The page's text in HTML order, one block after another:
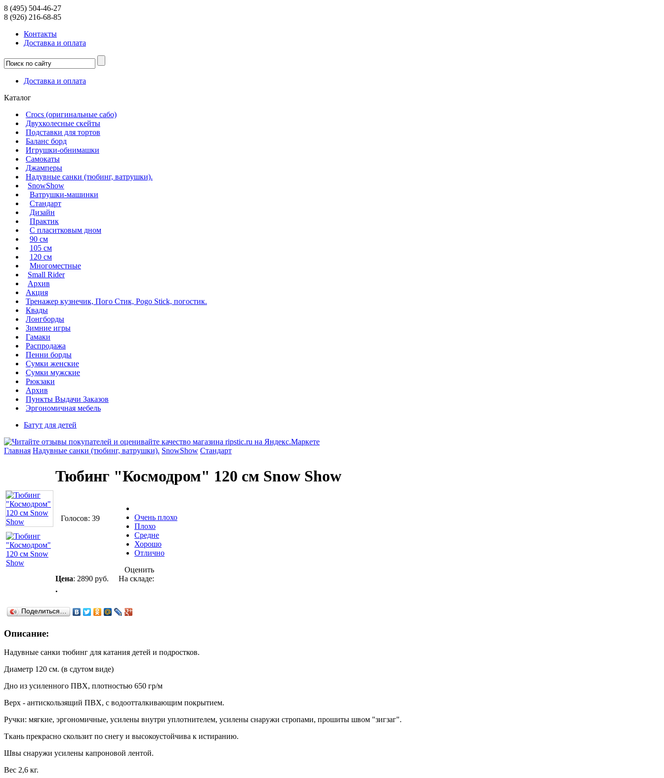
8 (495) 504-46-27
8 (926) 216-68-85
Контакты
Доcтавка и оплата
Доcтавка и оплата
Каталог
Crocs (оригинальные сабо)
Двухколесные скейты
Подставки для тортов
Баланс борд
Игрушки-обнимашки
Самокаты
Джамперы
Надувные санки (тюбинг, ватрушки).
SnowShow
Ватрушки-машинки
Стандарт
Дизайн
Практик
С пласитковым дном
90 см
105 см
120 см
Многоместные
Small Rider
Архив
Акция
Тренажер кузнечик, Пого Стик, Pogo Stick, погостик.
Квады
Лонгборды
Зимние игры
Гамаки
Распродажа
Пенни борды
Сумки женские
Сумки мужские
Рюкзаки
Архив
Пункты Выдачи Заказов
Эргономичная мебель
Батут для детей
Главная Надувные санки (тюбинг, ватрушки). SnowShow Стандарт
Тюбинг "Космодром" 120 см Snow Show
Голосов: 39
Очень плохо
Плохо
Средне
Хорошо
Отлично
Оценить
Цена: 2890 руб. На складе:
.
Поделиться…
Описание:
Надувные санки тюбинг для катания детей и подростков.
Диаметр 120 см. (в сдутом виде)
Дно из усиленного ПВХ, плотностью 650 гр/м
Верх - антискользящий ПВХ, с водоотталкивающим покрытием.
Ручки: мягкие, эргономичные, усилены внутри уплотнителем, усилены снаружи стропами, прошиты швом "зигзаг".
Ткань прекрасно скользит по снегу и высокоустойчива к истиранию.
Швы снаружи усилены капроновой лентой.
Вес 2,6 кг.